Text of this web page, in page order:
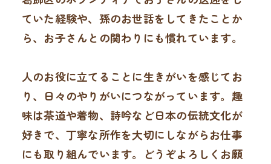
ていた経験や、孫のお世話をしてきたことか
ら、お子さんとの関わりにも慣れています。
人のお役に立てることに生きがいを感じてお
り、日々のやりがいにつながっています。趣
味は茶道や着物、詩吟など日本の伝統文化が
好きで、丁寧な所作を大切にしながらお仕事
にも取り組んでいます。どうぞよろしくお願